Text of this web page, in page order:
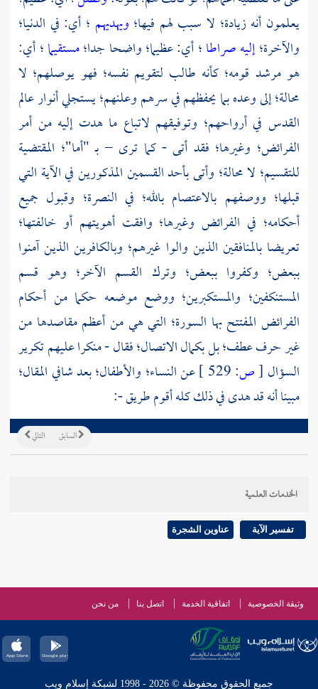
يعلمون أنه زيادة؛ لا سبب لهم فيها؛ ويهديهم ؛ أي: في الدنيا؛
والآخرة؛إليه صراطا؛ أي: عظيما؛ واضحا جدا؛مستقيما؛ أي:
هو مرشد قومه؛ كأنه طالب لتقويم نفسه؛ فهو يوصلهم؛ لا
محالة؛ إلى وعده بما يحفظهم في سرهم وعلنهم؛ يستجلي أنوار عالم
القدس في أرواحهم؛ وتوفيقهم لاتباع ما هدت إليه من أمر
الفرائض؛ وغيرها؛ فقد أتى - كما ترى – بـ "أما"؛ المقتضية
للتقسيم؛ لا محالة؛ وأتى بأحد القسمين المذكورين في الآية التي
قبلها؛ ووصفهم بالاعتصام بالله؛ في النصرة؛ وقبول جميع
أحكامه؛ في الفرائض وغيرها؛ وافقت أهويتهم أو خالفتها؛
تعريضا بالمنافقين الذين والوا غيرهم؛ وبالكافرين الذين آمنوا
ببعض؛ وكفروا ببعض؛ وترك القسم الآخر؛ وهو قسم
المستنكفين؛ والمستكبرين؛ ووضع موضعه حكما من أحكام
الفرائض المفتتح بها السورة؛ التي هي من أعظم مقاصدها من
غير حرف عطف؛ بل بكمال الاتصال؛ فقال - منكرا عليهم تكرير
السؤال [ص:
عن النساء؛ والأطفال؛ بعد شافي المقال؛
مبينا أنه قد هدى في ذلك كله أقوم طريق -:
التالي السابق
الخدمات العلمية
تفسير الآية عناوين الشجرة
وثيقة الخصوصية اتفاقية الخدمة اتصل بنا من نحن
جميع الحقوق محفوظة © 2026 - 1998 لشبكة إسلام ويب